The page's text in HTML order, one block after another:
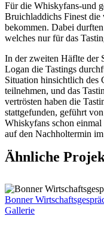
Für die Whiskyfans-und
Bruichladdichs Finest die
bekommen. Dabei
welches nur für das
In der zweiten Häflte der
Logan die Tastings
Situation hinsichtlich des
teilnehmen, und das
vertrösten haben die
stattgefunden, geführt
Whiskyfans schon
auf den Nachholtermin
Ähnliche
Bonner
Gallerie